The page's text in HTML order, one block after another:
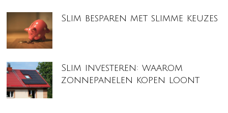
Slim besparen met slimme keuzes
Slim investeren: waarom
zonnepanelen kopen loont